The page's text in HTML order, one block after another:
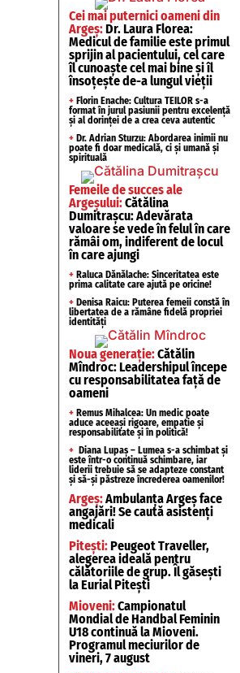
Cei mai puternici oameni din
Argeș:Dr. Laura Florea:
Medicul de familie este primul
sprijin al pacientului, cel care
îl cunoaște cel mai bine și îl
însoțește de-a lungul vieții
+ Florin Enache: Cultura TEILOR s-a
format în jurul pasiunii pentru excelență
și al dorinței de a crea ceva autentic
+ Dr. Adrian Sturzu: Abordarea inimii nu
poate fi doar medicală, ci și umană și
spirituală
Femeile de succes ale
Argeșului:Cătălina
Dumitrașcu: Adevărata
valoare se vede în felul în care
rămâi om, indiferent de locul
în care ajungi
+ Raluca Dănălache: Sinceritatea este
prima calitate care ajută pe oricine!
+ Denisa Raicu: Puterea femeii constă în
libertatea de a rămâne fidelă propriei
identități
Noua generație:Cătălin
Mîndroc: Leadershipul începe
cu responsabilitatea față de
oameni
+ Remus Mihalcea: Un medic poate
aduce aceeași rigoare, empatie și
responsabilitate și în politică!
+ Diana Lupaș – Lumea s-a schimbat și
este într-o continuă schimbare, iar
liderii trebuie să se adapteze constant
și să-și păstreze încrederea oamenilor!
Argeș:Ambulanța Argeș face
angajări! Se caută asistenți
medicali
Pitești:Peugeot Traveller,
alegerea ideală pentru
călătoriile de grup. Îl găsești
la Eurial Pitești
Mioveni:Campionatul
Mondial de Handbal Feminin
U18 continuă la Mioveni.
Programul meciurilor de
vineri, 7 august